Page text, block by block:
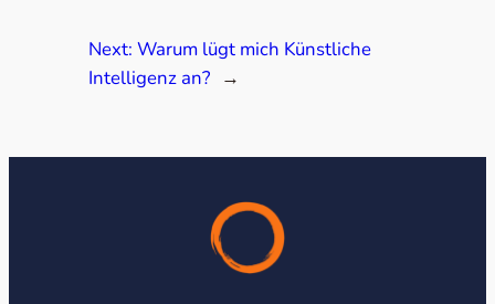
Next: Warum lügt mich Künstliche
Intelligenz an? →